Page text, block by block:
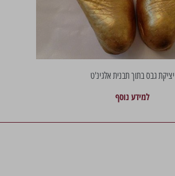
יציקת גבס בתוך תבנית אלגינ'ט
למידע נוסף